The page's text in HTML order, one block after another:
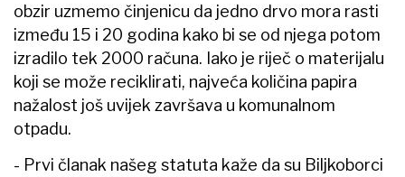
obzir uzmemo činjenicu da jedno drvo mora rasti
između 15 i 20 godina kako bi se od njega potom
izradilo tek 2000 računa. Iako je riječ o materijalu
koji se može reciklirati, najveća količina papira
nažalost još uvijek završava u komunalnom
otpadu.
- Prvi članak našeg statuta kaže da su Biljkoborci